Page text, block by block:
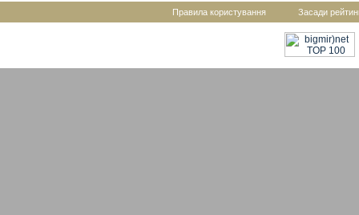
Правила користування Засади